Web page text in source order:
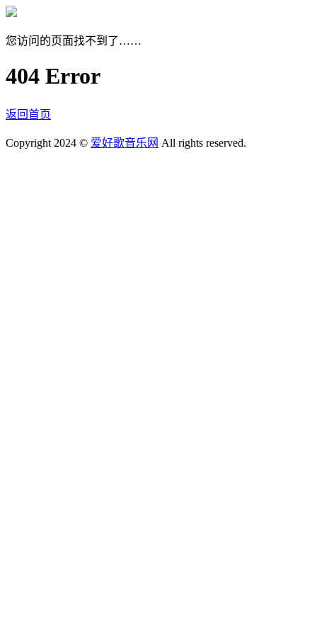
您访问的页面找不到了……
404 Error
返回首页
Copyright 2024 © 爱好歌音乐网 All rights reserved.